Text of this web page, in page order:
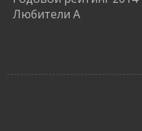
Любители А